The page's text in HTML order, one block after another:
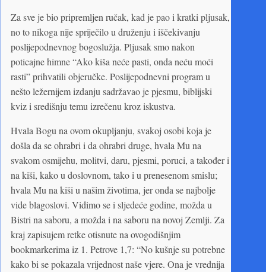
Za sve je bio pripremljen ručak, kad je pao i kratki pljusak,
no to nikoga nije spriječilo u druženju i iščekivanju
poslijepodnevnog bogoslužja. Pljusak smo nakon
poticajne himne “Ako kiša neće pasti, onda neću moći
rasti” prihvatili objeručke. Poslijepodnevni program u
nešto ležernijem izdanju sadržavao je pjesmu, biblijski
kviz i središnju temu izrečenu kroz iskustva.
Hvala Bogu na ovom okupljanju, svakoj osobi koja je
došla da se ohrabri i da ohrabri druge, hvala Mu na
svakom osmijehu, molitvi, daru, pjesmi, poruci, a također i
na kiši, kako u doslovnom, tako i u prenesenom smislu;
hvala Mu na kiši u našim životima, jer onda se najbolje
vide blagoslovi. Vidimo se i sljedeće godine, možda u
Bistri na saboru, a možda i na saboru na novoj Zemlji. Za
kraj zapisujem retke otisnute na ovogodišnjim
bookmarkerima iz 1. Petrove 1,7: “No kušnje su potrebne
kako bi se pokazala vrijednost naše vjere. Ona je vrednija